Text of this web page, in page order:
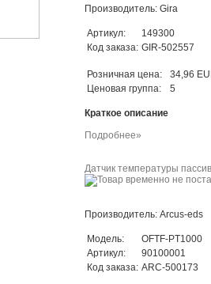
Производитель: Gira
Артикул:
149300
Код заказа: GIR-502557
Розничная цена:
34,96
Ценовая группа:
5
Краткое описание
Подробнее»
Датчик температуры
Производитель: Arcus-eds
Модель:
OFTF-PT1000
Артикул:
90100001
Код заказа: ARC-500173